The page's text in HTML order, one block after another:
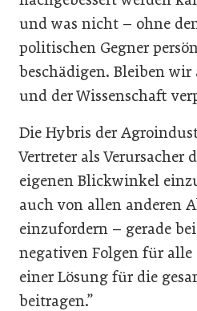
und was nicht – ohne
politischen Gegner
beschädigen. Bleiben
und der Wissenschaft
Die Hybris der
Vertreter als Verursacher
eigenen Blickwinkel
auch von allen anderen
einzufordern – gerade
negativen Folgen für
einer Lösung für die
beitragen.”